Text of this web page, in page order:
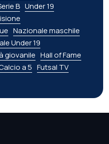
B Under 19
Nazionale maschile
Under 19
giovanile Hall of Fame
a 5 Futsal TV